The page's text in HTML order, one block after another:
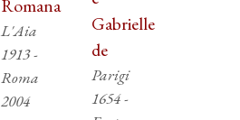
Romana
L'Aia
1913 -
Roma
2004
Gabrielle
de
Parigi
1654 -